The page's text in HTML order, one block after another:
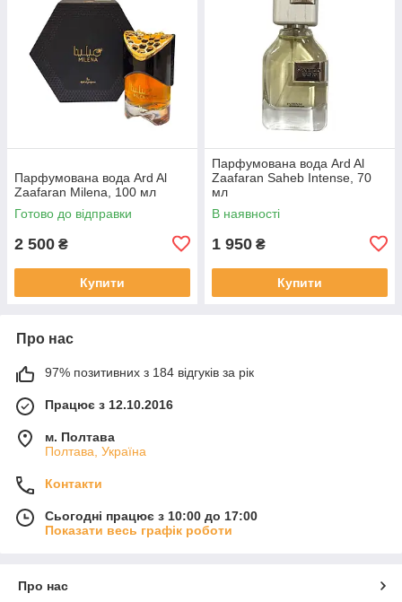
Парфумована вода Ard Al
Zaafaran Milena, 100 мл
Готово до відправки
2 500 ₴
Купити
Парфумована вода Ard Al
Zaafaran Saheb Intense, 70
мл
В наявності
1 950 ₴
Купити
Про нас
97% позитивних з 184 відгуків за рік
Працює з 12.10.2016
м. Полтава
Полтава, Україна
Контакти
Сьогодні працює з 10:00 до 17:00
Показати весь графік роботи
Про нас